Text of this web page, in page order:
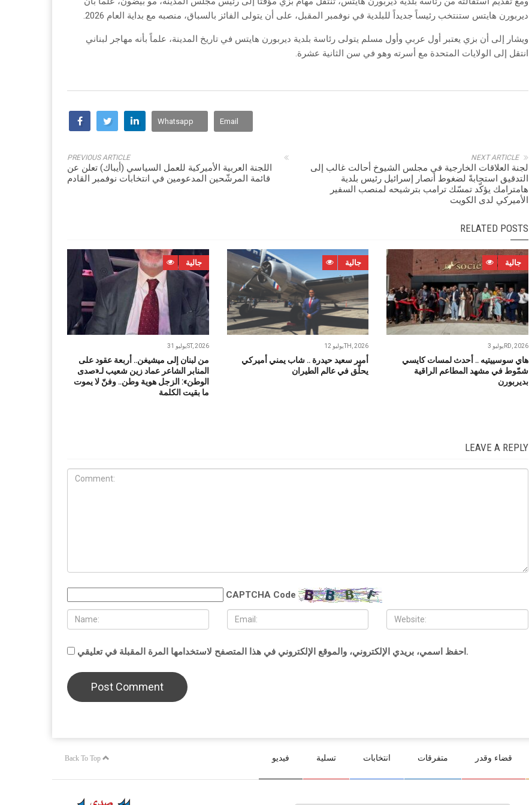
ديربورن هايتس ستنتخب رئيساً جديداً للبلدية في نوفمبر المقبل، على أن يتولى الفائز بالسباق، منصبه مع بداية العام 2026.
ويشار إلى أن بزي يعتبر أول عربي وأول مسلم يتولى رئاسة بلدية ديربورن هايتس في تاريخ المدينة، علماً بأنه مهاجر لبناني
انتقل إلى الولايات المتحدة مع أسرته وهو في سن الثانية عشرة.
Whatsapp Email
NEXT ARTICLE
لجنة العلاقات الخارجية في مجلس الشيوخ أحالت غالب إلى
التدقيق استجابةً لضغوط أنصار إسرائيل رئيس بلدية
هامترامك يؤكّد تمسّك ترامب بترشيحه لمنصب السفير
الأميركي لدى الكويت
PREVIOUS ARTICLE
اللجنة العربية الأميركية للعمل السياسي (أيباك) تعلن عن
قائمة المرشّحين المدعومين في انتخابات نوفمبر القادم
RELATED POSTS
جالية
يوليو 31ST, 2026
من لبنان إلى ميشيغن.. أربعة عقود على
المنابر الشاعر عماد زين شعيب لـ«صدى
الوطن»: الزجل هوية وطن.. وفنّ لا يموت
ما بقيت الكلمة
جالية
يوليو 12TH, 2026
أمير سعيد حيدرة .. شاب يمني أميركي
يحلّق في عالم الطيران
جالية
يوليو 3RD, 2026
هاي سوسييتيه .. أحدث لمسات كايسي
شمّوط في مشهد المطاعم الراقية
بديربورن
LEAVE A REPLY
CAPTCHA Code
احفظ اسمي، بريدي الإلكتروني، والموقع الإلكتروني في هذا المتصفح لاستخدامها المرة المقبلة في تعليقي.
قضاء وقدر متفرقات انتخابات تسلية فيديو Back To Top